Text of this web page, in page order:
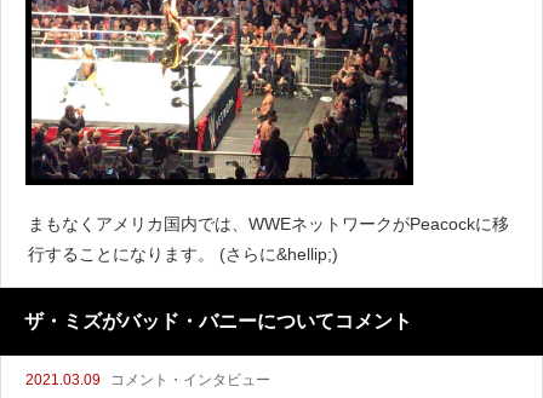
まもなくアメリカ国内では、WWEネットワークがPeacockに移
行することになります。 (さらに&hellip;)
ザ・ミズがバッド・バニーについてコメント
2021.03.09 コメント・インタビュー